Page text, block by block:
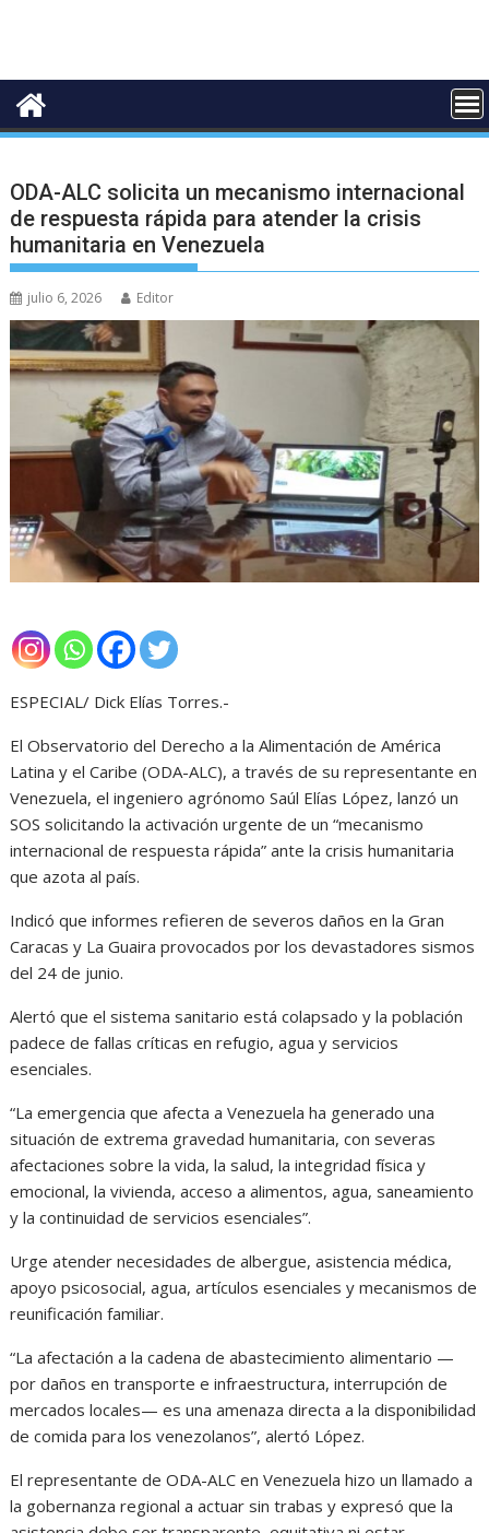
ODA-ALC solicita un mecanismo internacional
de respuesta rápida para atender la crisis
humanitaria en Venezuela
julio 6, 2026 Editor
ESPECIAL/ Dick Elías Torres.-
El Observatorio del Derecho a la Alimentación de América
Latina y el Caribe (ODA-ALC), a través de su representante en
Venezuela, el ingeniero agrónomo Saúl Elías López, lanzó un
SOS solicitando la activación urgente de un “mecanismo
internacional de respuesta rápida” ante la crisis humanitaria
que azota al país.
Indicó que informes refieren de severos daños en la Gran
Caracas y La Guaira provocados por los devastadores sismos
del 24 de junio.
Alertó que el sistema sanitario está colapsado y la población
padece de fallas críticas en refugio, agua y servicios
esenciales.
“La emergencia que afecta a Venezuela ha generado una
situación de extrema gravedad humanitaria, con severas
afectaciones sobre la vida, la salud, la integridad física y
emocional, la vivienda, acceso a alimentos, agua, saneamiento
y la continuidad de servicios esenciales”.
Urge atender necesidades de albergue, asistencia médica,
apoyo psicosocial, agua, artículos esenciales y mecanismos de
reunificación familiar.
“La afectación a la cadena de abastecimiento alimentario —
por daños en transporte e infraestructura, interrupción de
mercados locales— es una amenaza directa a la disponibilidad
de comida para los venezolanos”, alertó López.
El representante de ODA-ALC en Venezuela hizo un llamado a
la gobernanza regional a actuar sin trabas y expresó que la